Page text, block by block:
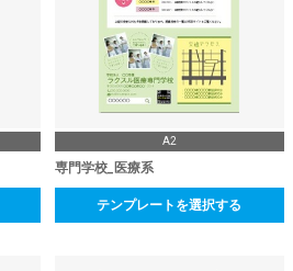
A2
専門学校_医療系
テンプレートを選択する